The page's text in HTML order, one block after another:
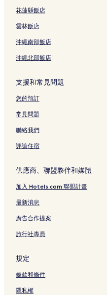
花蓮縣飯店
雲林飯店
沖繩南部飯店
沖繩北部飯店
支援和常見問題
您的預訂
常見問題
聯絡我們
評論住宿
供應商、聯盟夥伴和媒體
加入 Hotels.com 聯盟計畫
最新消息
廣告合作提案
旅行社專員
規定
條款和條件
隱私權